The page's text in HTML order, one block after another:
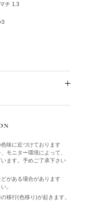
チ 1.3
味に近づけております
モニター環境によって、
ます。予めご了承下さい
がある場合があります
。
行(色移り)が起きます。